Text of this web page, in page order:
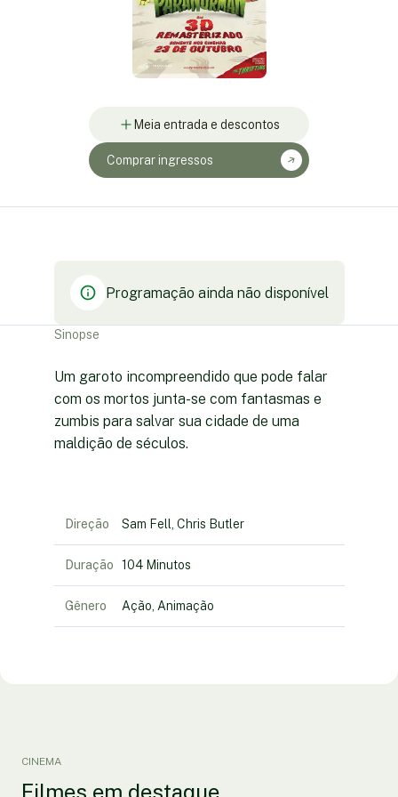
Meia entrada e descontos
Comprar ingressos
Programação ainda não disponível
Sinopse
Um garoto incompreendido que pode falar
com os mortos junta-se com fantasmas e
zumbis para salvar sua cidade de uma
maldição de séculos.
Direção Sam Fell, Chris Butler
Duração 104 Minutos
Gênero Ação, Animação
CINEMA
Filmes em destaque